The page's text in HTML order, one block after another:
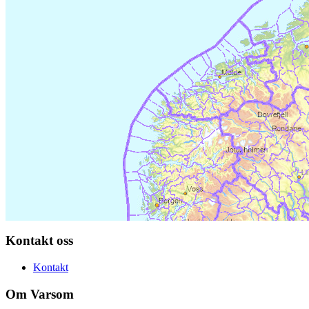
Kontakt oss
Kontakt
Om Varsom